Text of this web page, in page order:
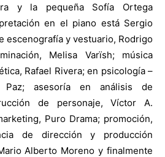
y la pequeña Sofía Ortega
en el piano está Sergio
escenografía y vestuario, Rodrigo
Melisa Varïsh; música
Rafael Rivera; en psicología –
Paz; asesoría en análisis de
de personaje, Víctor A.
Puro Drama; promoción,
de dirección y producción
Alberto Moreno y finalmente